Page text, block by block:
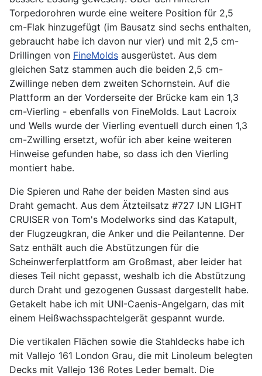
Torpedorohren wurde eine weitere Position für 2,5
cm-Flak hinzugefügt (im Bausatz sind sechs enthalten,
gebraucht habe ich davon nur vier) und mit 2,5 cm-
Drillingen von FineMolds ausgerüstet. Aus dem
gleichen Satz stammen auch die beiden 2,5 cm-
Zwillinge neben dem zweiten Schornstein. Auf die
Plattform an der Vorderseite der Brücke kam ein 1,3
cm-Vierling - ebenfalls von FineMolds. Laut Lacroix
und Wells wurde der Vierling eventuell durch einen 1,3
cm-Zwilling ersetzt, wofür ich aber keine weiteren
Hinweise gefunden habe, so dass ich den Vierling
montiert habe.
Die Spieren und Rahe der beiden Masten sind aus
Draht gemacht. Aus dem Ätzteilsatz #727 IJN LIGHT
CRUISER von Tom's Modelworks sind das Katapult,
der Flugzeugkran, die Anker und die Peilantenne. Der
Satz enthält auch die Abstützungen für die
Scheinwerferplattform am Großmast, aber leider hat
dieses Teil nicht gepasst, weshalb ich die Abstützung
durch Draht und gezogenen Gussast dargestellt habe.
Getakelt habe ich mit UNI-Caenis-Angelgarn, das mit
einem Heißwachsspachtelgerät gespannt wurde.
Die vertikalen Flächen sowie die Stahldecks habe ich
mit Vallejo 161 London Grau, die mit Linoleum belegten
Decks mit Vallejo 136 Rotes Leder bemalt. Die